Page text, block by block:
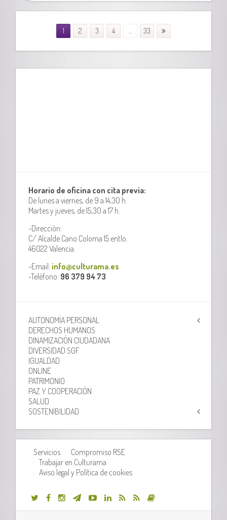
1 2 3 4 33
Horario de oficina con cita previa:
De lunes a viernes, de 9 a 14,30 h.
Martes y jueves, de 15,30 a 17 h.
-Dirección:
C/ Alcalde Cano Coloma 15 entlo.
46022 Valencia.
-Email: info@culturama.es
-Teléfono: 96 379 94 73
AUTONOMÍA PERSONAL
DERECHOS HUMANOS
DINAMIZACIÓN CIUDADANA
DIVERSIDAD SGF
IGUALDAD
ONLINE
PATRIMONIO
PAZ Y COOPERACIÓN
SALUD
SOSTENIBILIDAD
Servicios
Compromiso RSE
Trabajar en Culturama
Aviso legal y Política de cookies